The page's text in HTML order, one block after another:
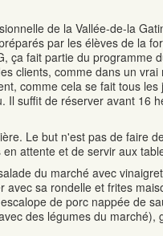
de la Vallée-de-la
par les élèves de la
ça fait partie du programme
clients, comme dans un
comme cela se fait tous
Il suffit de réserver avant 16
Le but n'est pas de faire
attente et de servir aux
du marché avec
avec sa rondelle et frites
de porc nappée de
des légumes du marché),